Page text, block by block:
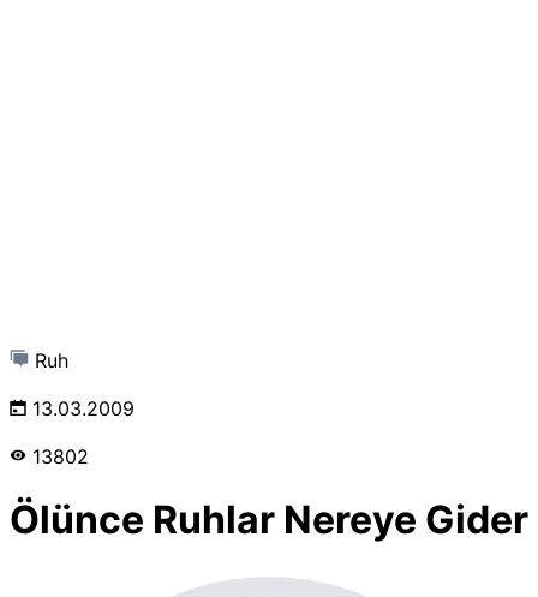
Ruh
13.03.2009
13802
Ölünce Ruhlar Nereye Gider